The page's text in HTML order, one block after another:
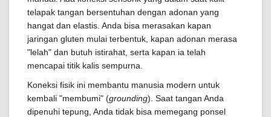
telapak tangan bersentuhan dengan adonan yang
hangat dan elastis. Anda bisa merasakan kapan
jaringan gluten mulai terbentuk, kapan adonan merasa
"lelah" dan butuh istirahat, serta kapan ia telah
mencapai titik kalis sempurna.
Koneksi fisik ini membantu manusia modern untuk
kembali "membumi" (grounding). Saat tangan Anda
dipenuhi tepung, Anda tidak bisa memegang ponsel